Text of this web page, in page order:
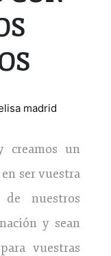
madrid
creamos un
ser vuestra
nuestros
y sean
vuestras